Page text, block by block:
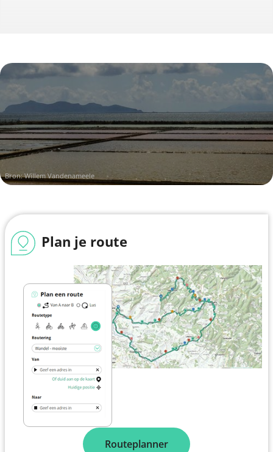
Bron: Willem Vandenameele
Plan je route
Routeplanner